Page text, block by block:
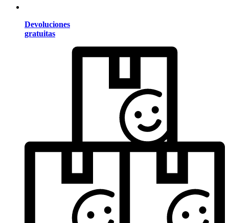
Devoluciones
gratuitas